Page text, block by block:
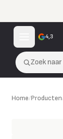
4,3
Zoek
Bank Aragon
Home/Producten